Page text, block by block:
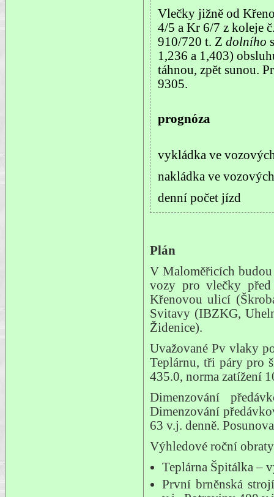
Vlečky jižně od
4/5 a Kr 6/7 z koleje
910/720 t. Z dolního
1,236 a 1,403)
táhnou, zpět sunou.
9305.
prognóza
vykládka ve
nakládka ve
denní počet jízd
Plán
V Maloměřicích
vozy pro vlečky před
Křenovou ulicí
Svitavy (IBZKG,
Židenice).
Uvažované Pv vlaky
Teplárnu, tři páry pro
435.0, norma zatížení
Dimenzování
Dimenzování
63 v.j. denně.
Výhledové roční
Teplárna Špitálka –
První brněnská